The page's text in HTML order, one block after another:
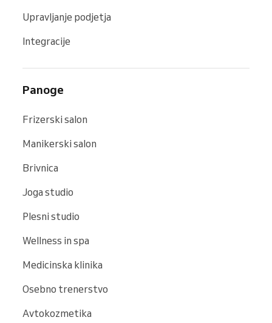
Upravljanje podjetja
Integracije
Panoge
Frizerski salon
Manikerski salon
Brivnica
Joga studio
Plesni studio
Wellness in spa
Medicinska klinika
Osebno trenerstvo
Avtokozmetika